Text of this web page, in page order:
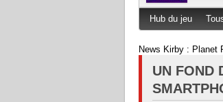
Hub du jeu
News Kirby : Planet
UN FOND